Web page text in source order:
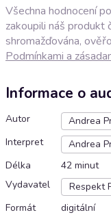
Všechna hodnocení
zakoupili náš produkt
shromažďována,
Podmínkami a
Informace o
Autor Andrea
Interpret
Andrea
Délka
42 minut
Vydavatel
Respekt
Formát
digitální